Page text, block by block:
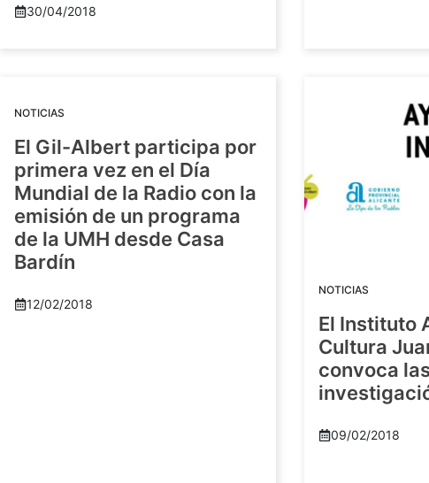
30/04/2018
NOTICIAS
El Gil-Albert participa por
primera vez en el Día
Mundial de la Radio con la
emisión de un programa
de la UMH desde Casa
Bardín
12/02/2018
NOTICIAS
El Instituto
Cultura
convoca
09/02/2018